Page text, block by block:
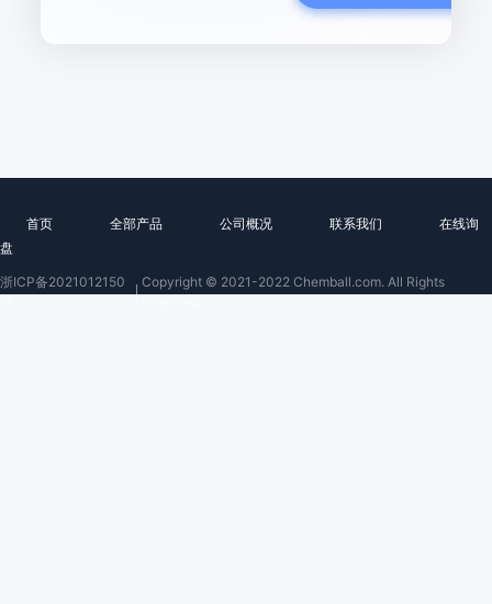
首页 全部产品 公司概况 联系我们
在线询
盘
浙ICP备2021012150
Copyright © 2021-2022 Chemball.com. All Rights